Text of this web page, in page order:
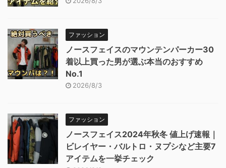
ファッション
ノースフェイスのマウンテンパーカー30
着以上買った男が選ぶ本当のおすすめ
No.1
2026/8/3
ファッション
ノースフェイス2024年秋冬 値上げ速報｜
ビレイヤー・バルトロ・ヌプシなど主要7
アイテムを一挙チェック